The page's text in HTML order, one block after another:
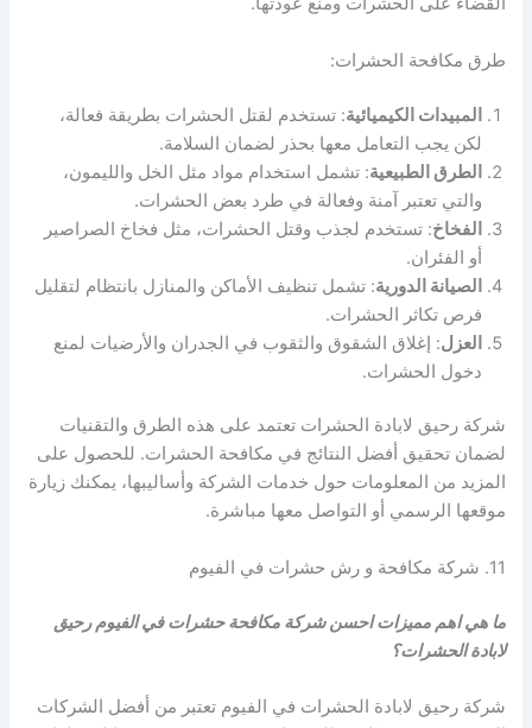
طرق مكافحة الحشرات:
المبيدات الكيميائية: تستخدم لقتل الحشرات بطريقة فعالة،
لكن يجب التعامل معها بحذر لضمان السلامة.
الطرق الطبيعية: تشمل استخدام مواد مثل الخل والليمون،
والتي تعتبر آمنة وفعالة في طرد بعض الحشرات.
الفخاخ: تستخدم لجذب وقتل الحشرات، مثل فخاخ الصراصير
أو الفئران.
الصيانة الدورية: تشمل تنظيف الأماكن والمنازل بانتظام لتقليل
فرص تكاثر الحشرات.
العزل: إغلاق الشقوق والثقوب في الجدران والأرضيات لمنع
دخول الحشرات.
شركة رحيق لابادة الحشرات تعتمد على هذه الطرق والتقنيات
لضمان تحقيق أفضل النتائج في مكافحة الحشرات. للحصول على
المزيد من المعلومات حول خدمات الشركة وأساليبها، يمكنك زيارة
موقعها الرسمي أو التواصل معها مباشرة.
11. شركة مكافحة و رش حشرات في الفيوم
ما هي اهم مميزات احسن شركة مكافحة حشرات في الفيوم رحيق
لابادة الحشرات؟
شركة رحيق لابادة الحشرات في الفيوم تعتبر من أفضل الشركات